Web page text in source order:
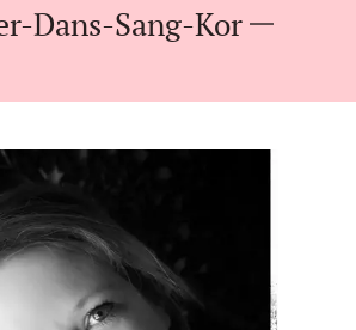
Dans-Sang-Kor